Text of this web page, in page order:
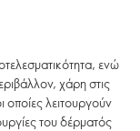
ενώ
χάρη στις
λειτουργούν
του δέρματός